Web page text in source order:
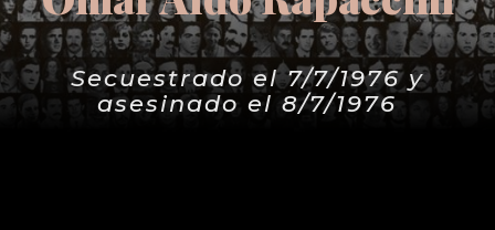
Secuestrado el 7/7/1976 y
asesinado el 8/7/1976